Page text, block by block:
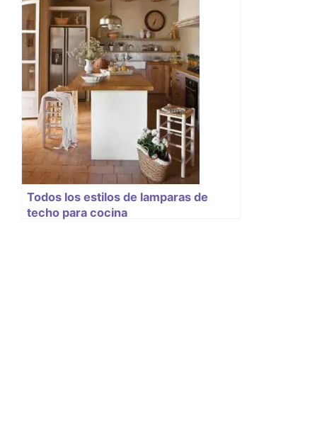
Todos los estilos de lamparas de
techo para cocina